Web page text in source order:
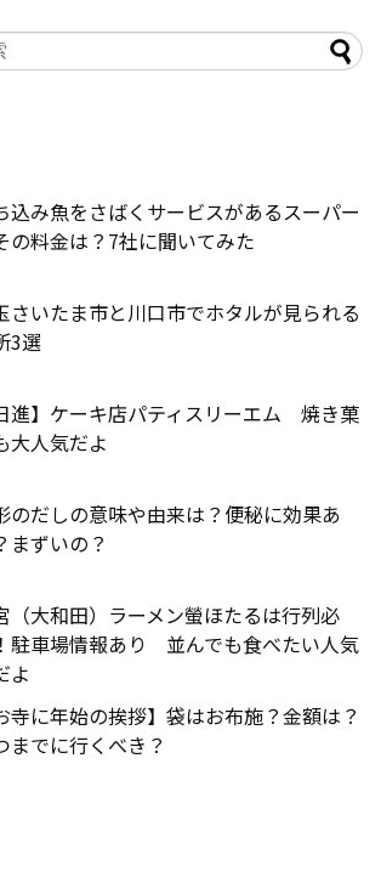
込み魚をさばくサービスがあるスーパー
の料金は？7社に聞いてみた
さいたま市と川口市でホタルが見られる
3選
進】ケーキ店パティスリーエム 焼き菓
大人気だよ
のだしの意味や由来は？便秘に効果あ
まずいの？
（大和田）ラーメン螢ほたるは行列必
駐車場情報あり 並んでも食べたい人気
よ
寺に年始の挨拶】袋はお布施？金額は？
までに行くべき？